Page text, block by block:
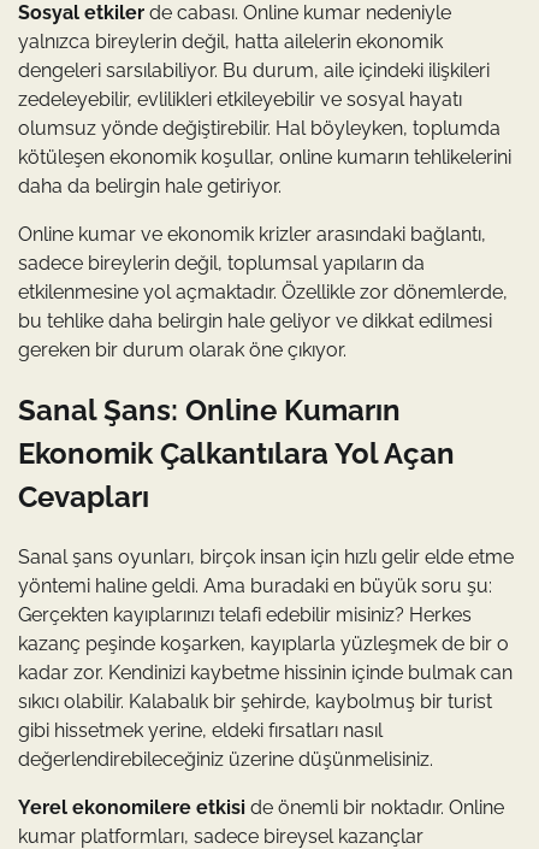
Sosyal etkiler de cabası. Online kumar nedeniyle
yalnızca bireylerin değil, hatta ailelerin ekonomik
dengeleri sarsılabiliyor. Bu durum, aile içindeki ilişkileri
zedeleyebilir, evlilikleri etkileyebilir ve sosyal hayatı
olumsuz yönde değiştirebilir. Hal böyleyken, toplumda
kötüleşen ekonomik koşullar, online kumarın tehlikelerini
daha da belirgin hale getiriyor.
Online kumar ve ekonomik krizler arasındaki bağlantı,
sadece bireylerin değil, toplumsal yapıların da
etkilenmesine yol açmaktadır. Özellikle zor dönemlerde,
bu tehlike daha belirgin hale geliyor ve dikkat edilmesi
gereken bir durum olarak öne çıkıyor.
Sanal Şans: Online Kumarın
Ekonomik Çalkantılara Yol Açan
Cevapları
Sanal şans oyunları, birçok insan için hızlı gelir elde etme
yöntemi haline geldi. Ama buradaki en büyük soru şu:
Gerçekten kayıplarınızı telafi edebilir misiniz? Herkes
kazanç peşinde koşarken, kayıplarla yüzleşmek de bir o
kadar zor. Kendinizi kaybetme hissinin içinde bulmak can
sıkıcı olabilir. Kalabalık bir şehirde, kaybolmuş bir turist
gibi hissetmek yerine, eldeki fırsatları nasıl
değerlendirebileceğiniz üzerine düşünmelisiniz.
Yerel ekonomilere etkisi de önemli bir noktadır. Online
kumar platformları, sadece bireysel kazançlar